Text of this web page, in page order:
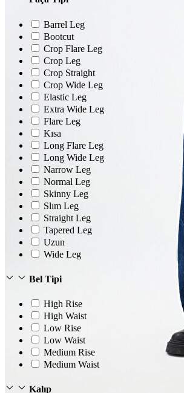
Erkek
Kaban
Kazak
Pantolon
Sweatshirt
Gömlek
Polo
T-shirt
Atlet
Deniz Şortu
Eşofman Altı
Mont
Şort
Yelek
Barrel Leg
Bootcut
Crop Flare Leg
Crop Leg
Crop Straight
Crop Wide Leg
Elastic Leg
Extra Wide Leg
Flare Leg
Kısa
Long Flare Leg
Long Wide Leg
Narrow Leg
Normal Leg
Skinny Leg
Slım Leg
Straight Leg
Tapered Leg
Uzun
Wide Leg
Bel Tipi
High Rise
High Waist
Low Rise
Low Waist
Medium Rise
Medium Waist
Kalıp